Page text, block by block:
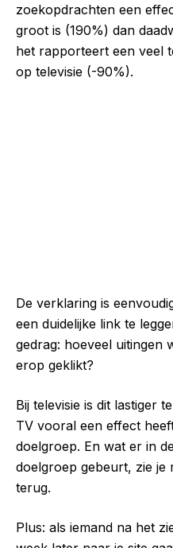
zoekopdrachten een
groot is (190%) dan
het rapporteert een veel
op televisie (-90%).
De verklaring is
een duidelijke link te
gedrag: hoeveel uitingen
erop geklikt?
Bij televisie is dit lastiger
TV vooral een effect
doelgroep. En wat er in
doelgroep gebeurt, zie je
terug.
Plus: als iemand na het